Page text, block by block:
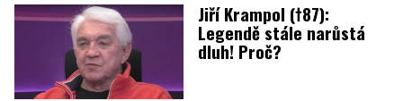
Jiří Krampol (†87):
Legendě stále narůstá
dluh! Proč?